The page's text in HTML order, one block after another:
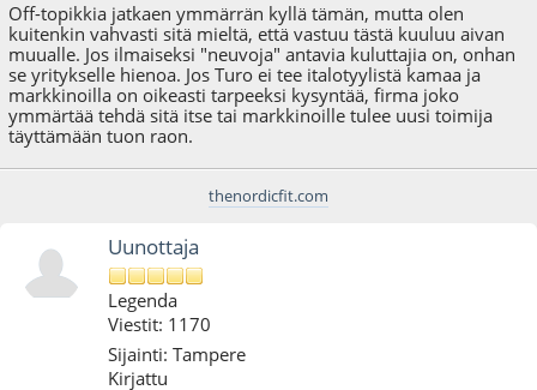
Off-topikkia jatkaen ymmärrän kyllä tämän, mutta olen
kuitenkin vahvasti sitä mieltä, että vastuu tästä kuuluu aivan
muualle. Jos ilmaiseksi "neuvoja" antavia kuluttajia on, onhan
se yritykselle hienoa. Jos Turo ei tee italotyylistä kamaa ja
markkinoilla on oikeasti tarpeeksi kysyntää, firma joko
ymmärtää tehdä sitä itse tai markkinoille tulee uusi toimija
täyttämään tuon raon.
thenordicfit.com
Uunottaja
Legenda
Viestit: 1170
Sijainti: Tampere
Kirjattu